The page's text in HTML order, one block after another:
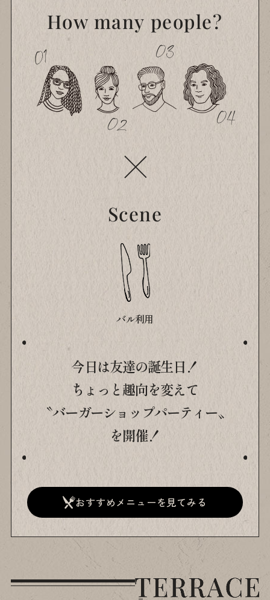
How many people?
Scene
バル利用
今日は友達の誕生日！
ちょっと趣向を変えて
〝バーガーショップパーティー〟
を開催！
おすすめメニューを見てみる